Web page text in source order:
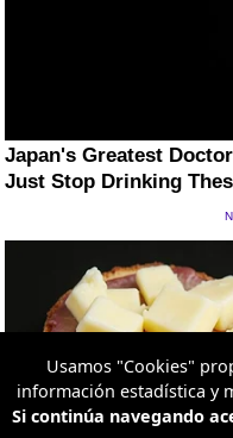
Usamos "Cookies"
información estadística y
Si continúa navegando